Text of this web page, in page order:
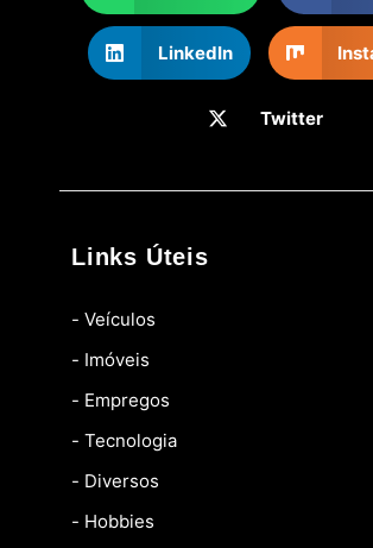
LinkedIn
Twitter
Links Úteis
- Veículos
- Imóveis
- Empregos
- Tecnologia
- Diversos
- Hobbies